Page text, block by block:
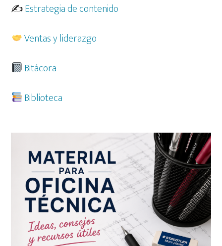
✍️Estrategia de contenido
Ventas y liderazgo
Bitácora
Biblioteca